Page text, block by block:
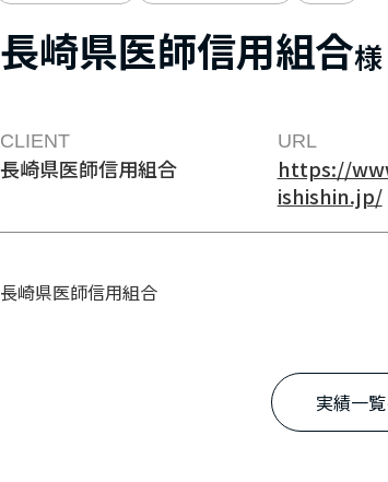
長崎県医師信用組合様
CLIENT
長崎県医師信用組合
URL
https://
ishishin.jp/
長崎県医師信用組合
実績一